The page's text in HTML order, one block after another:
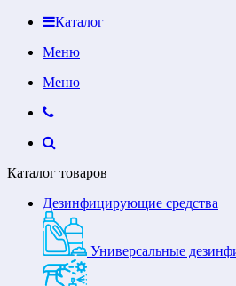
Каталог
Меню
Меню
Каталог товаров
Дезинфицирующие средства
Универсальные